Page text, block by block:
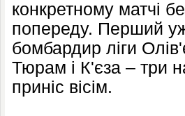
конкретному матчі
попереду. Перший
бомбардир ліги
Тюрам і К'єза – три
приніс вісім.